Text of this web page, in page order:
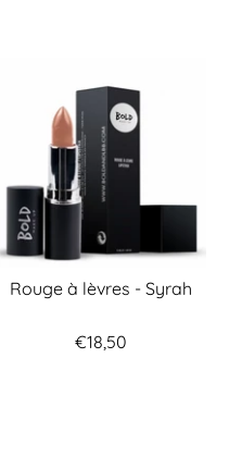
Rouge à lèvres - Syrah
€18,50